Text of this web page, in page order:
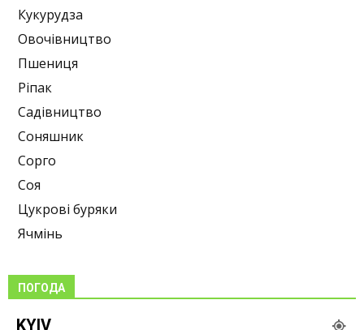
Кукурудза
Овочівництво
Пшениця
Ріпак
Садівництво
Соняшник
Сорго
Соя
Цукрові буряки
Ячмінь
ПОГОДА
KYIV